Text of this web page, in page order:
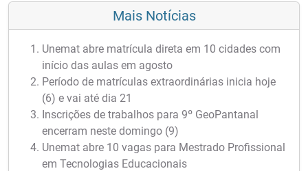
Mais Notícias
Unemat abre matrícula direta em 10 cidades com
início das aulas em agosto
Período de matrículas extraordinárias inicia hoje
(6) e vai até dia 21
Inscrições de trabalhos para 9º GeoPantanal
encerram neste domingo (9)
Unemat abre 10 vagas para Mestrado Profissional
em Tecnologias Educacionais